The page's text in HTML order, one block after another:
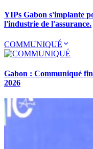
YIPs Gabon s'implante
l'industrie de l'assurance.
COMMUNIQUÉ
Gabon : Communiqué
2026